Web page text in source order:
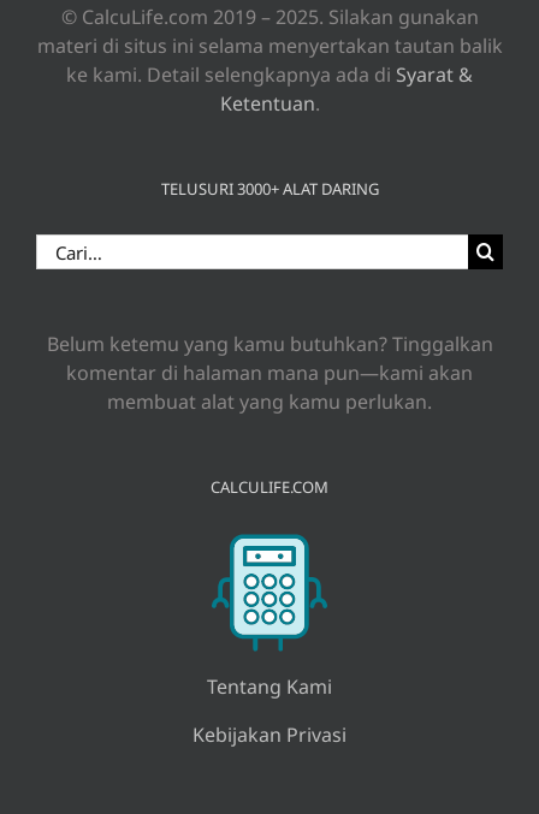
© CalcuLife.com 2019 – 2025. Silakan gunakan
materi di situs ini selama menyertakan tautan balik
ke kami. Detail selengkapnya ada di Syarat &
Ketentuan.
TELUSURI 3000+ ALAT DARING
Search
for:
Belum ketemu yang kamu butuhkan? Tinggalkan
komentar di halaman mana pun—kami akan
membuat alat yang kamu perlukan.
CALCULIFE.COM
Tentang Kami
Kebijakan Privasi